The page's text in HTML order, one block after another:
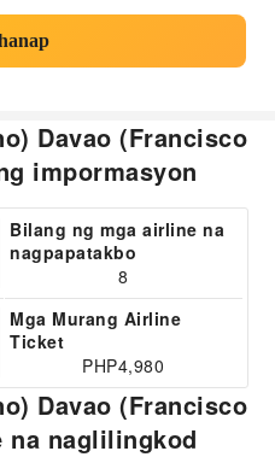
Davao (Francisco
impormasyon
Bilang ng mga airline na
nagpapatakbo
8
Mga Murang Airline
Ticket
PHP4,980
Davao (Francisco
na naglilingkod